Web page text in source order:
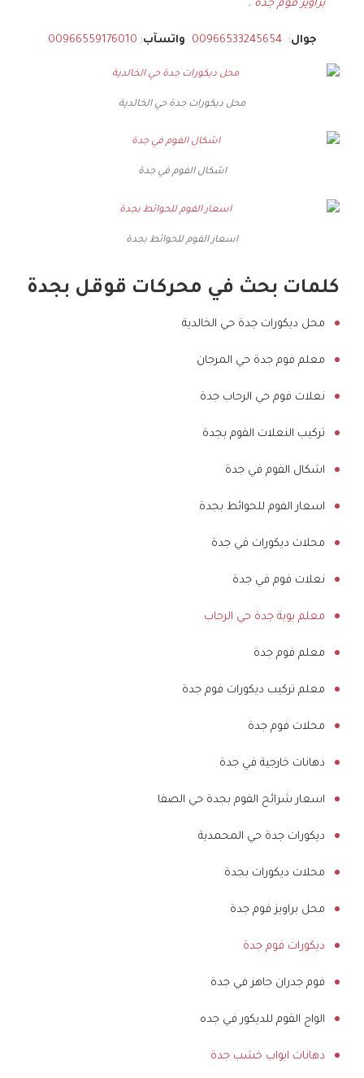
براويز فوم جدة .
جوال:
00966533245654 واتسآب:
00966559176010
محل ديكورات جدة حي الخالدية
اشكال الفوم في جدة
اسعار الفوم للحوائط بجدة
كلمات بحث في محركات قوقل بجدة
محل ديكورات جدة حي الخالدية
معلم فوم جدة حي المرجان
نعلات فوم حي الرحاب جدة
تركيب النعلات الفوم بجدة
اشكال الفوم في جدة
اسعار الفوم للحوائط بجدة
محلات ديكورات في جدة
نعلات فوم في جدة
معلم بوية جدة حي الرحاب
معلم فوم جدة
معلم تركيب ديكورات فوم جدة
محلات فوم جدة
دهانات خارجية في جدة
اسعار شرائح الفوم بجدة حي الصفا
ديكورات جدة حي المحمدية
محلات ديكورات بجدة
محل براويز فوم جدة
ديكورات فوم جدة
فوم جدران جاهز في جدة
الواح الفوم للديكور في جده
دهانات ابواب خشب جدة